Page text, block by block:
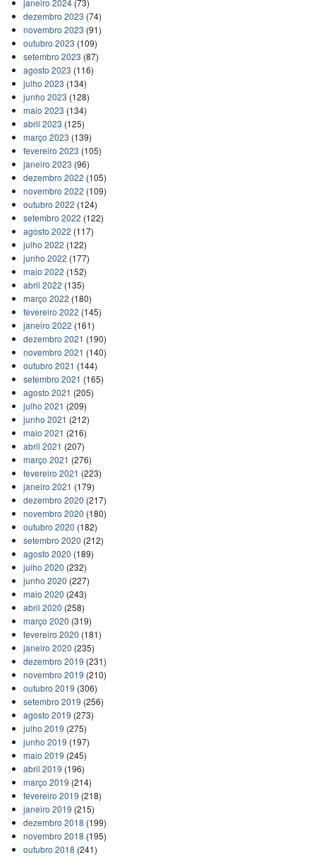
janeiro 2024(73)
dezembro 2023 (74)
novembro 2023 (91)
outubro 2023 (109)
setembro 2023 (87)
agosto 2023 (116)
julho 2023 (134)
junho 2023 (128)
maio 2023 (134)
abril 2023 (125)
março 2023 (139)
fevereiro 2023 (105)
janeiro 2023 (96)
dezembro 2022 (105)
novembro 2022 (109)
outubro 2022 (124)
setembro 2022 (122)
agosto 2022 (117)
julho 2022 (122)
junho 2022 (177)
maio 2022 (152)
abril 2022 (135)
março 2022 (180)
fevereiro 2022 (145)
janeiro 2022 (161)
dezembro 2021 (190)
novembro 2021 (140)
outubro 2021 (144)
setembro 2021 (165)
agosto 2021 (205)
julho 2021 (209)
junho 2021 (212)
maio 2021 (216)
abril 2021 (207)
março 2021 (276)
fevereiro 2021 (223)
janeiro 2021 (179)
dezembro 2020 (217)
novembro 2020 (180)
outubro 2020 (182)
setembro 2020 (212)
agosto 2020 (189)
julho 2020 (232)
junho 2020 (227)
maio 2020 (243)
abril 2020 (258)
março 2020 (319)
fevereiro 2020 (181)
janeiro 2020 (235)
dezembro 2019 (231)
novembro 2019 (210)
outubro 2019 (306)
setembro 2019 (256)
agosto 2019 (273)
julho 2019 (275)
junho 2019 (197)
maio 2019 (245)
abril 2019 (196)
março 2019 (214)
fevereiro 2019 (218)
janeiro 2019 (215)
dezembro 2018 (199)
novembro 2018 (195)
outubro 2018 (241)